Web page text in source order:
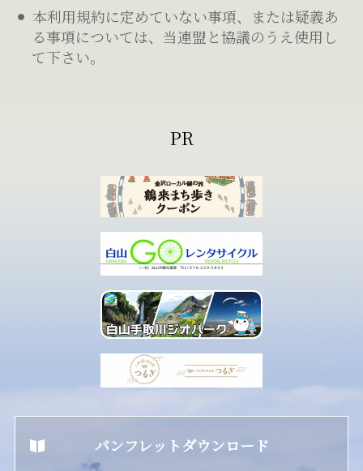
本利用規約に定めていない事項、または疑義あ
る事項については、当連盟と協議のうえ使用し
て下さい。
パンフレットダウンロード